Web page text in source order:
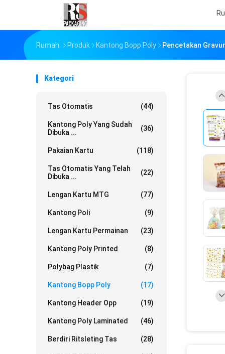
Rumah Produk Kantong Bopp Poly Pencetakan
Kategori
Tas Otomatis (44)
Kantong Poly Yang Sudah
Dibuka ...
(36)
Pakaian Kartu (118)
Tas Otomatis Yang Telah
Dibuka ...
(22)
Lengan Kartu MTG (77)
Kantong Poli (9)
Lengan Kartu Permainan (23)
Kantong Poly Printed (8)
Polybag Plastik (7)
Kantong Bopp Poly (17)
Kantong Header Opp (19)
Kantong Poly Laminated (46)
Berdiri Ritsleting Tas (28)